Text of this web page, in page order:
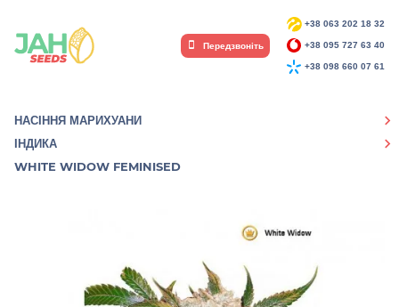
+38 063 202 18 32
+38 095 727 63 40
+38 098 660 07 61
Передзвоніть
НАСІННЯ МАРИХУАНИ
ІНДИКА
WHITE WIDOW FEMINISED